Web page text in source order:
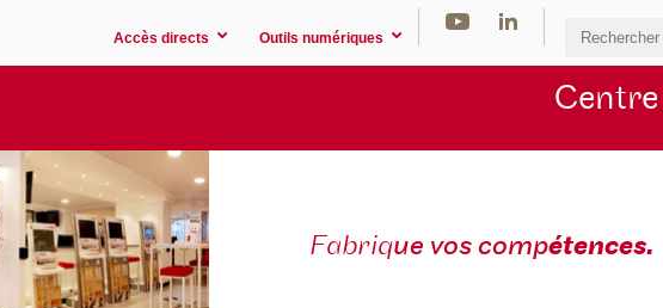
Accès directs Outils numériques
Centre
Fabrique vos compétences.